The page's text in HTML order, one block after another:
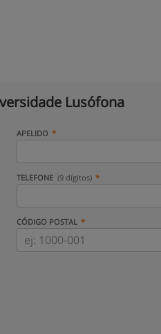
Lusófona
APELIDO
TELEFONE (9 dígitos)
CÓDIGO POSTAL